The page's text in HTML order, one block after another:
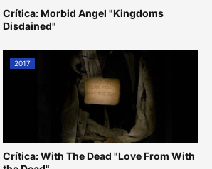
Crítica: Morbid Angel "Kingdoms
Disdained"
2017
Crítica: With The Dead "Love From With